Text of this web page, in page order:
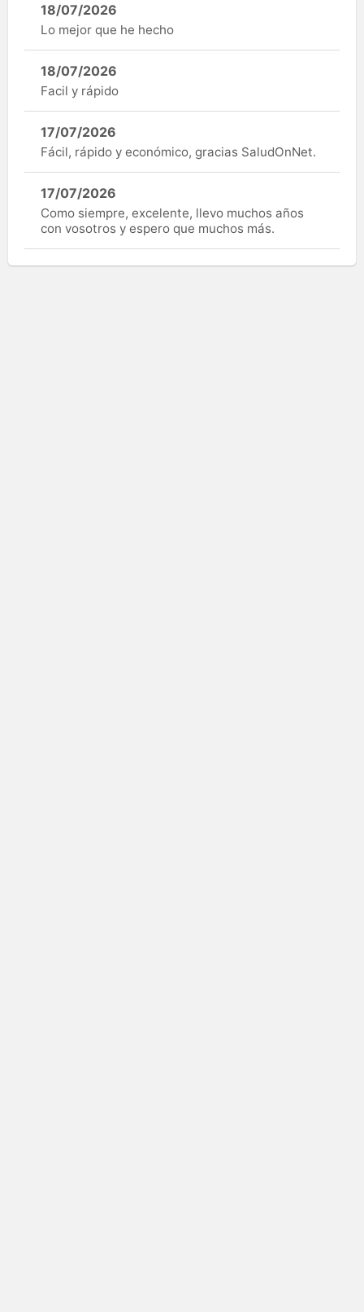
18/07/2026
Lo mejor que he hecho
18/07/2026
Facil y rápido
17/07/2026
Fácil, rápido y económico, gracias SaludOnNet.
17/07/2026
Como siempre, excelente, llevo muchos años
con vosotros y espero que muchos más.